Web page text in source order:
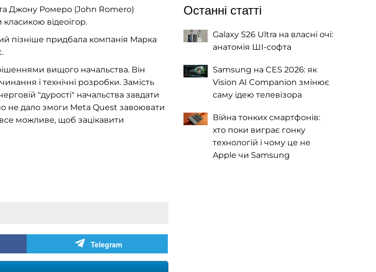
Джону Ромеро (John Romero)
відеоігор.
пізніше придбала компанія Марка
вищого начальства. Він
і технічні розробки. Замість
"дурості" начальства завдати
не дало змоги Meta Quest завоювати
все можливе, щоб зацікавити
Telegram
Останні статті
Galaxy S26 Ultra на власні очі:
анатомія ШІ-софта
Samsung на CES 2026: як
Vision AI Companion змінює
саму ідею телевізора
Війна тонких смартфонів:
хто поки виграє гонку
технологій і чому це не
Apple чи Samsung